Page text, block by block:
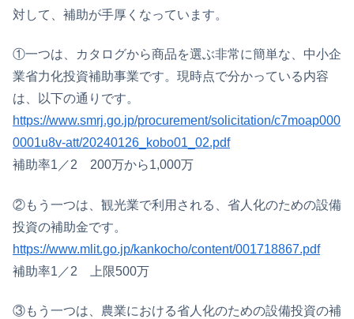
対して、補助が手厚くなっています。
①一つは、カタログから商品を選ぶ非常に簡単な、中小企
業省力化投資補助事業です。現時点で分かっている内容
は、以下の通りです。
https://www.smrj.go.jp/procurement/solicitation/c7moap000
0001u8v-att/20240126_kobo01_02.pdf
補助率1／2 200万から1,000万
②もう一つは、観光業で利用される、省人化のための設備
投資の補助金です。
https://www.mlit.go.jp/kankocho/content/001718867.pdf
補助率1／2 上限500万
③もう一つは、農業における省人化のための設備投資の補